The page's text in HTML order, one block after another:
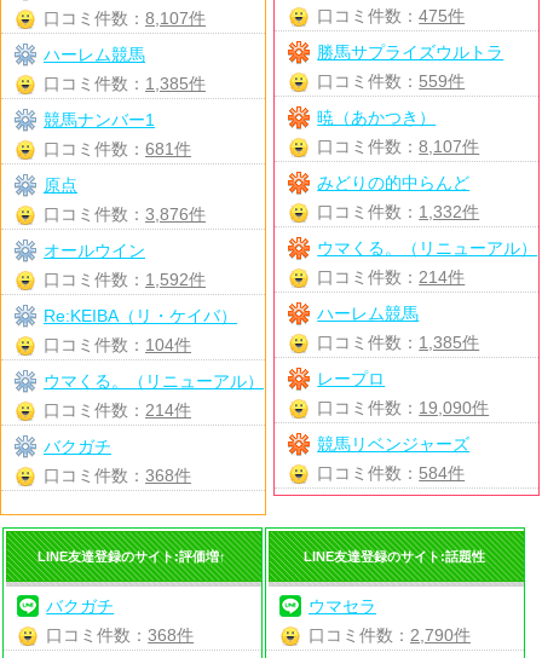
口コミ件数：475件
勝馬サプライズウルトラ
口コミ件数： 559件
暁（あかつき）
口コミ件数：8,107件
みどりの的中らんど
口コミ件数： 1,332件
ウマくる。（リニューアル）
口コミ件数： 214件
ハーレム競馬
口コミ件数： 1,385件
レープロ
口コミ件数： 19,090件
競馬リベンジャーズ
口コミ件数： 584件
口コミ件数： 8,107件
ハーレム競馬
口コミ件数： 1,385件
競馬ナンバー1
口コミ件数： 681件
原点
口コミ件数： 3,876件
オールウイン
口コミ件数： 1,592件
Re:KEIBA（リ・ケイバ）
口コミ件数： 104件
ウマくる。（リニューアル）
口コミ件数： 214件
バクガチ
口コミ件数： 368件
LINE友達登録のサイト:評価増↑
バクガチ
口コミ件数：368件
LINE友達登録のサイト:話題性
ウマセラ
口コミ件数： 2,790件